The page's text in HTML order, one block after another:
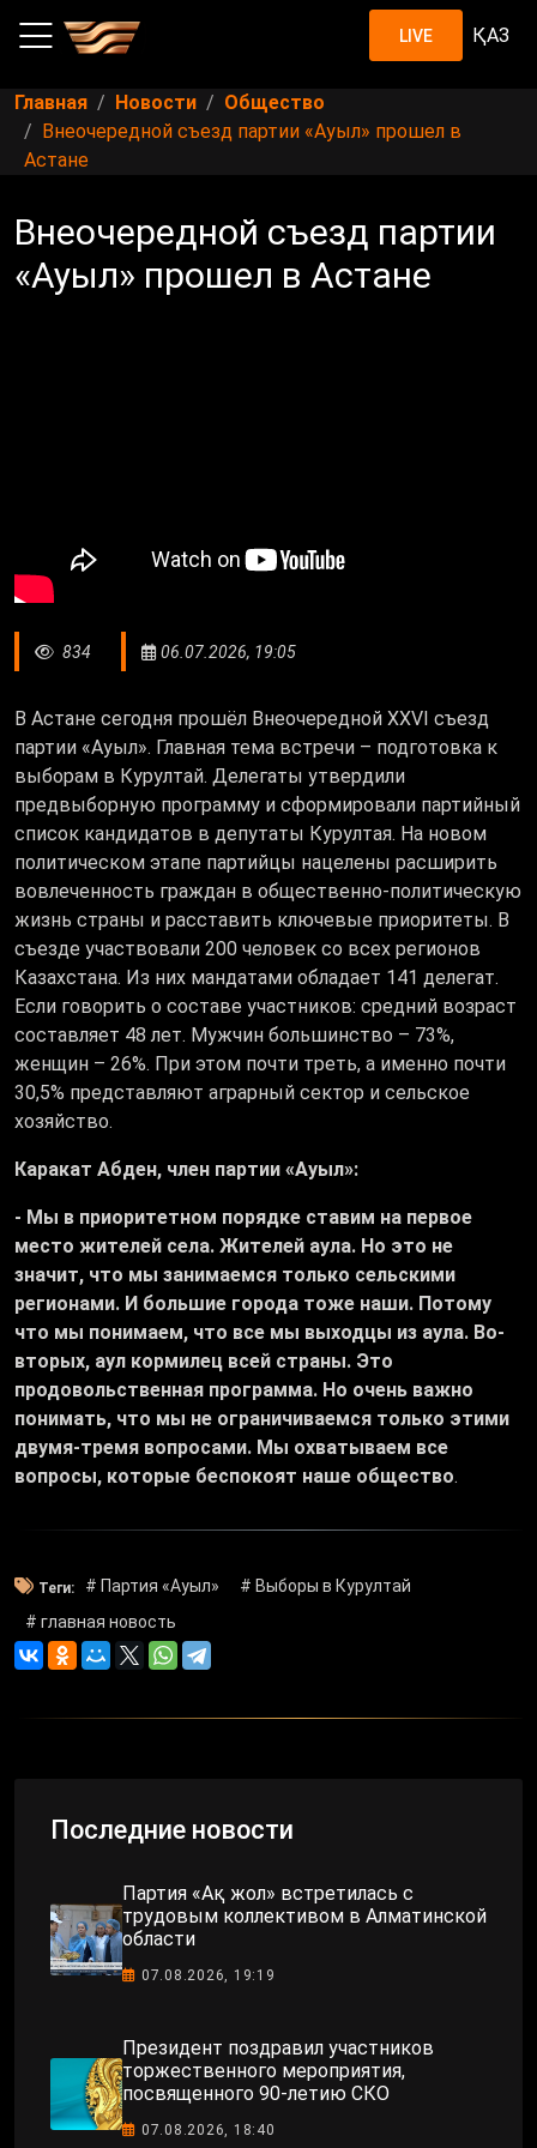
LIVE ҚАЗ
Главная Новости
Общество
Внеочередной съезд партии «Ауыл» прошел в
Астане
Внеочередной съезд партии
«Ауыл» прошел в Астане
834 06.07.2026, 19:05
В Астане сегодня прошёл Внеочередной XXVI съезд
партии «Ауыл». Главная тема встречи – подготовка к
выборам в Курултай. Делегаты утвердили
предвыборную программу и сформировали партийный
список кандидатов в депутаты Курултая. На новом
политическом этапе партийцы нацелены расширить
вовлеченность граждан в общественно-политическую
жизнь страны и расставить ключевые приоритеты. В
съезде участвовали 200 человек со всех регионов
Казахстана. Из них мандатами обладает 141 делегат.
Если говорить о составе участников: средний возраст
составляет 48 лет. Мужчин большинство – 73%,
женщин – 26%. При этом почти треть, а именно почти
30,5% представляют аграрный сектор и сельское
хозяйство.
Каракат Абден, член партии «Ауыл»:
- Мы в приоритетном порядке ставим на первое
место жителей села. Жителей аула. Но это не
значит, что мы занимаемся только сельскими
регионами. И большие города тоже наши. Потому
что мы понимаем, что все мы выходцы из аула. Во-
вторых, аул кормилец всей страны. Это
продовольственная программа. Но очень важно
понимать, что мы не ограничиваемся только этими
двумя-тремя вопросами. Мы охватываем все
вопросы, которые беспокоят наше общество.
Теги: # Партия «Ауыл»
# Выборы в Курултай
# главная новость
Последние новости
Партия «Ақ жол» встретилась с
трудовым коллективом в Алматинской
области
07.08.2026, 19:19
Президент поздравил участников
торжественного мероприятия,
посвященного 90-летию СКО
07.08.2026, 18:40